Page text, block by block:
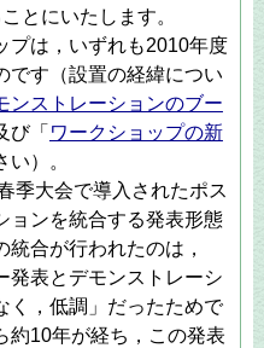
とにいたします。
は，いずれも2010年度
です（設置の経緯につい
ンストレーションのブー
び「 ワークショップの新
い）。
季大会で導入されたポス
ョンを統合する発表形態
合が行われたのは，
発表とデモンストレーシ
く，低調」だったためで
約10年が経ち，この発表